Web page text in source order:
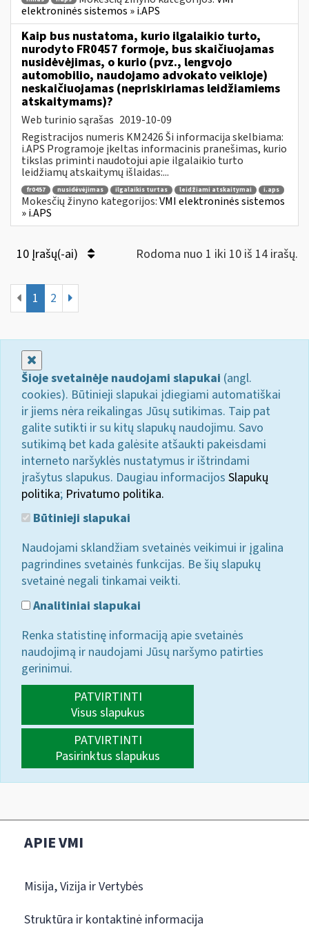
elektroninės sistemos » i.APS
Kaip bus nustatoma, kurio ilgalaikio turto,
nurodyto FR0457 formoje, bus skaičiuojamas
nusidėvėjimas, o kurio (pvz., lengvojo
automobilio, naudojamo advokato veikloje)
neskaičiuojamas (nepriskiriamas leidžiamiems
atskaitymams)?
Web turinio sąrašas 2019-10-09
Registracijos numeris KM2426 Ši informacija skelbiama:
i.APS Programoje įkeltas informacinis pranešimas, kurio
tikslas priminti naudotojui apie ilgalaikio turto
leidžiamų atskaitymų išlaidas:...
fr0457 nusidėvėjimas ilgalaikis turtas leidžiami atskaitymai i.aps
Mokesčių žinyno kategorijos:VMI elektroninės sistemos
» i.APS
10 Įrašų(-ai) Rodoma nuo 1 iki 10 iš 14 irašų.
1 2
Šioje svetainėje naudojami slapukai (angl.
cookies). Būtinieji slapukai įdiegiami automatiškai
ir jiems nėra reikalingas Jūsų sutikimas. Taip pat
galite sutikti ir su kitų slapukų naudojimu. Savo
sutikimą bet kada galėsite atšaukti pakeisdami
interneto naršyklės nustatymus ir ištrindami
įrašytus slapukus. Daugiau informacijos Slapukų
politika; Privatumo politika.
Būtinieji slapukai
Naudojami sklandžiam svetainės veikimui ir įgalina
pagrindines svetainės funkcijas. Be šių slapukų
svetainė negali tinkamai veikti.
Analitiniai slapukai
Renka statistinę informaciją apie svetainės
naudojimą ir naudojami Jūsų naršymo patirties
gerinimui.
PATVIRTINTI
Visus slapukus
PATVIRTINTI
Pasirinktus slapukus
APIE VMI
Misija, Vizija ir Vertybės
Struktūra ir kontaktinė informacija